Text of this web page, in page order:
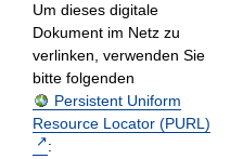
Um dieses digitale
Dokument im Netz zu
verlinken, verwenden Sie
bitte folgenden
Persistent Uniform
Resource Locator (PURL)
: